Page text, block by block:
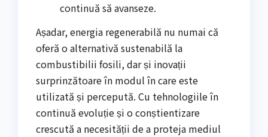
continuă să avanseze.
Așadar, energia regenerabilă nu numai că
oferă o alternativă sustenabilă la
combustibilii fosili, dar și inovații
surprinzătoare în modul în care este
utilizată și percepută. Cu tehnologiile în
continuă evoluție și o conștientizare
crescută a necesității de a proteja mediul